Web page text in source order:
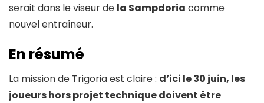
serait dans le viseur de la Sampdoria comme
nouvel entraîneur.
En résumé
La mission de Trigoria est claire : d’ici le 30 juin, les
joueurs hors projet technique doivent être